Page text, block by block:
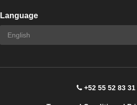
Language
+52 55 52 83 31